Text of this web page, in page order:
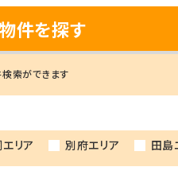
件を探す
索ができます
リア 別府エリア 田島